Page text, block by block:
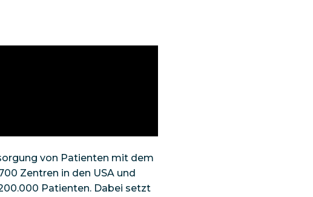
von Patienten mit dem
Zentren in den USA und
Patienten. Dabei setzt